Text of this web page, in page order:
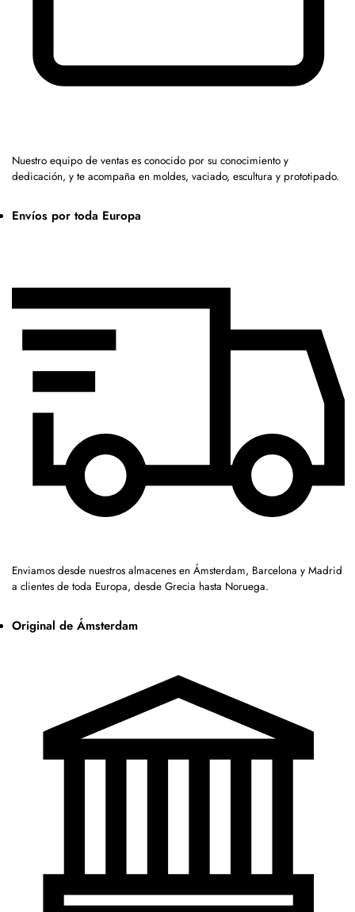
Nuestro equipo de ventas es conocido por su conocimiento y
dedicación, y te acompaña en moldes, vaciado, escultura y prototipado.
Envíos por toda Europa
Enviamos desde nuestros almacenes en Ámsterdam, Barcelona y Madrid
a clientes de toda Europa, desde Grecia hasta Noruega.
Original de Ámsterdam